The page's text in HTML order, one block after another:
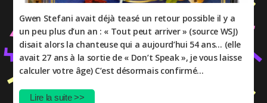
Gwen Stefani avait déjà teasé un retour possible il y a
un peu plus d’un an : « Tout peut arriver » (source WSJ)
disait alors la chanteuse qui a aujourd’hui 54 ans… (elle
avait 27 ans à la sortie de « Don’t Speak », je vous laisse
calculer votre âge) C’est désormais confirmé…
Lire la suite >>